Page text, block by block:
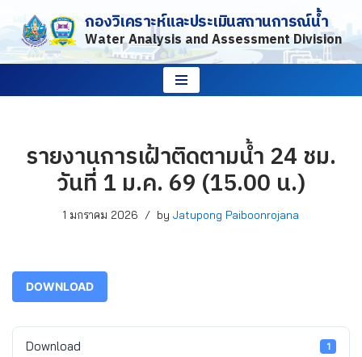
Skip
to
กองวิเคราะห์และประเมินสถานการณ์น้ำ
Water Analysis and Assessment Division
รายงานการเฝ้าติดตามน้ำ 24 ชม.
วันที่ 1 ม.ค. 69 (15.00 น.)
1 มกราคม 2026 by Jatupong Paiboonrojana
DOWNLOAD
Download 1